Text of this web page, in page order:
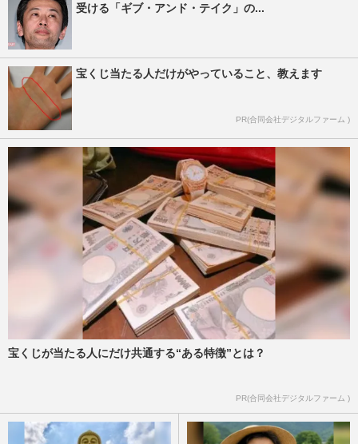
受ける「ギブ・アンド・テイク」の...
宝くじ当たる人だけがやっていること、教えます
PR(合同会社デジタルファーム )
宝くじが当たる人にだけ共通する“ある特徴”とは？
PR(合同会社デジタルファーム )